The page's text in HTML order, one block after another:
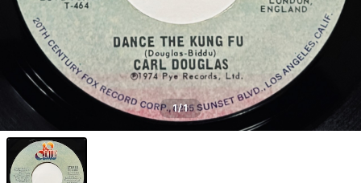
1/1